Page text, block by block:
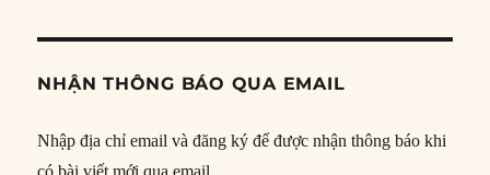
NHẬN THÔNG BÁO QUA EMAIL
Nhập địa chỉ email và đăng ký để được nhận thông báo khi